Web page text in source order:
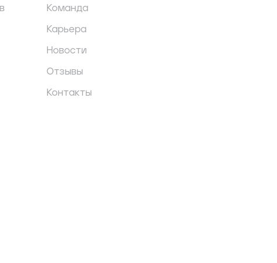
Команда
Карьера
Новости
Отзывы
Контакты